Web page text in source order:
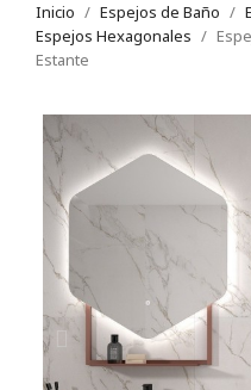
Inicio Espejos de Baño
Espejos Hexagonales
Estante